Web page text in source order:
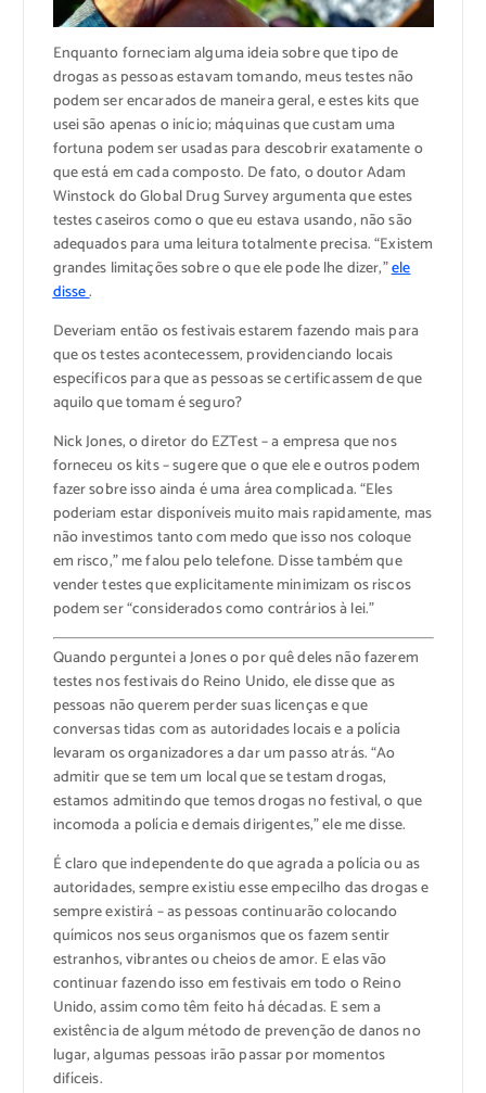
Enquanto forneciam alguma ideia sobre que tipo de
drogas as pessoas estavam tomando, meus testes não
podem ser encarados de maneira geral, e estes kits que
usei são apenas o início; máquinas que custam uma
fortuna podem ser usadas para descobrir exatamente o
que está em cada composto. De fato, o doutor Adam
Winstock do Global Drug Survey argumenta que estes
testes caseiros como o que eu estava usando, não são
adequados para uma leitura totalmente precisa. “Existem
grandes limitações sobre o que ele pode lhe dizer,”ele
disse.
Deveriam então os festivais estarem fazendo mais para
que os testes acontecessem, providenciando locais
específicos para que as pessoas se certificassem de que
aquilo que tomam é seguro?
Nick Jones, o diretor do EZTest – a empresa que nos
forneceu os kits – sugere que o que ele e outros podem
fazer sobre isso ainda é uma área complicada. “Eles
poderiam estar disponíveis muito mais rapidamente, mas
não investimos tanto com medo que isso nos coloque
em risco,” me falou pelo telefone. Disse também que
vender testes que explicitamente minimizam os riscos
podem ser “considerados como contrários à lei.”
Quando perguntei a Jones o por quê deles não fazerem
testes nos festivais do Reino Unido, ele disse que as
pessoas não querem perder suas licenças e que
conversas tidas com as autoridades locais e a polícia
levaram os organizadores a dar um passo atrás. “Ao
admitir que se tem um local que se testam drogas,
estamos admitindo que temos drogas no festival, o que
incomoda a polícia e demais dirigentes,” ele me disse.
É claro que independente do que agrada a polícia ou as
autoridades, sempre existiu esse empecilho das drogas e
sempre existirá – as pessoas continuarão colocando
químicos nos seus organismos que os fazem sentir
estranhos, vibrantes ou cheios de amor. E elas vão
continuar fazendo isso em festivais em todo o Reino
Unido, assim como têm feito há décadas. E sem a
existência de algum método de prevenção de danos no
lugar, algumas pessoas irão passar por momentos
difíceis.